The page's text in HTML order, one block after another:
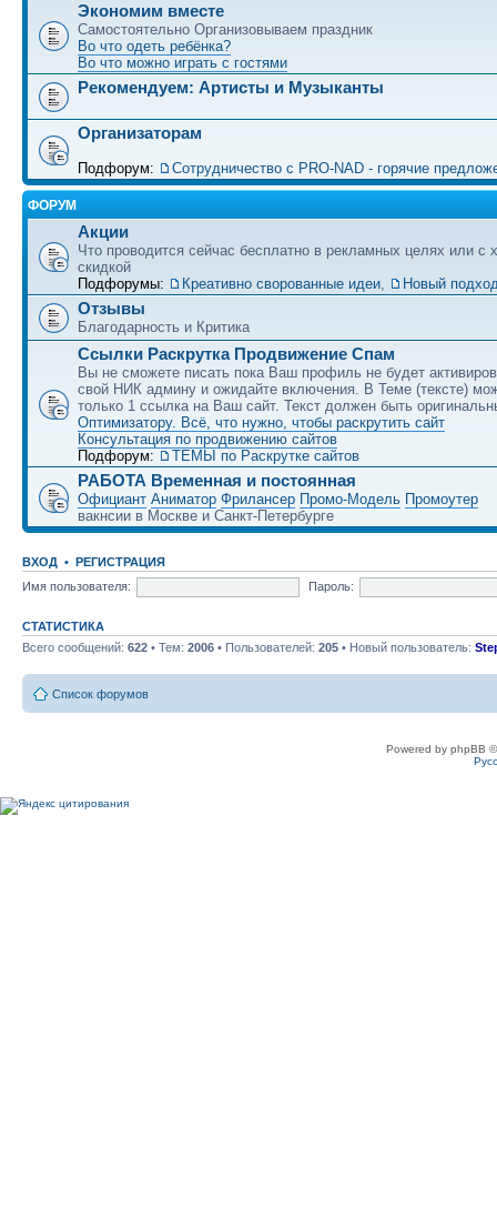
Экономим вместе
Самостоятельно Организовываем праздник
Во что одеть ребёнка?
Во что можно играть с гостями
Рекомендуем: Артисты и Музыканты
Организаторам
Подфорум: Сотрудничество c PRO-NAD - горячие
ФОРУМ
Акции
Что проводится сейчас бесплатно в рекламных целях или с
скидкой
Подфорумы:
Креативно сворованные идеи, Новый
Отзывы
Благодарность и Критика
Ссылки Раскрутка Продвижение Спам
Вы не сможете писать пока Ваш профиль не будет
свой НИК админу и ожидайте включения. В Теме (тексте)
только 1 ссылка на Ваш сайт. Текст должен быть
Оптимизатору. Всё, что нужно, чтобы раскрутить сайт
Консультация по продвижению сайтов
Подфорум:
ТЕМЫ по Раскрутке сайтов
РАБОТА Временная и постоянная
Официант Аниматор Фрилансер Промо-Модель Промоутер
вакнсии в Москве и Санкт-Петербурге
ВХОД • РЕГИСТРАЦИЯ
Имя пользователя:
Пароль:
СТАТИСТИКА
Всего сообщений: 622 • Тем: 2006 • Пользователей: 205 • Новый пользователь:
Список форумов
Powered by phpBB